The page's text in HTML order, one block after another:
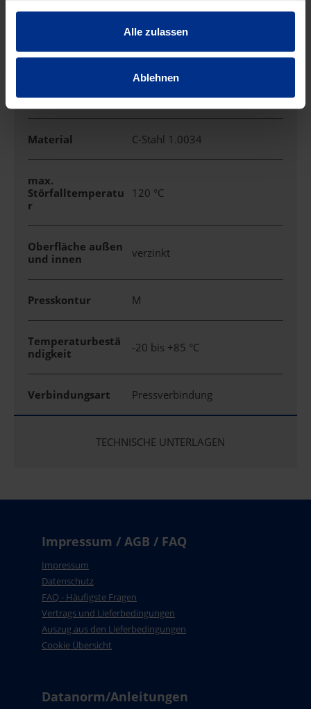
gesammelt haben.
Alle zulassen
Ablehnen
Einsatzbereich Heizung/-kühlung
Form Passbogen
Markenname C-PRESS
Material C-Stahl 1.0034
max.
Störfalltemperatu
r
120 °C
Oberfläche außen
und innen
verzinkt
Presskontur M
Temperaturbestä
ndigkeit
-20 bis +85 °C
Verbindungsart Pressverbindung
TECHNISCHE UNTERLAGEN
Impressum / AGB / FAQ
Impressum
Datenschutz
FAQ - Häufigste Fragen
Vertrags und Lieferbedingungen
Auszug aus den Lieferbedingungen
Cookie Übersicht
Datanorm/Anleitungen